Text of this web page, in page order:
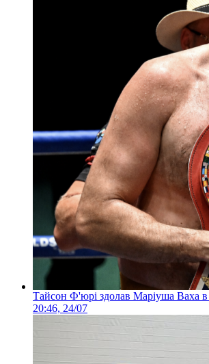
Тайсон Ф'юрі здолав Маріуша Ваха в
20:46, 24/07